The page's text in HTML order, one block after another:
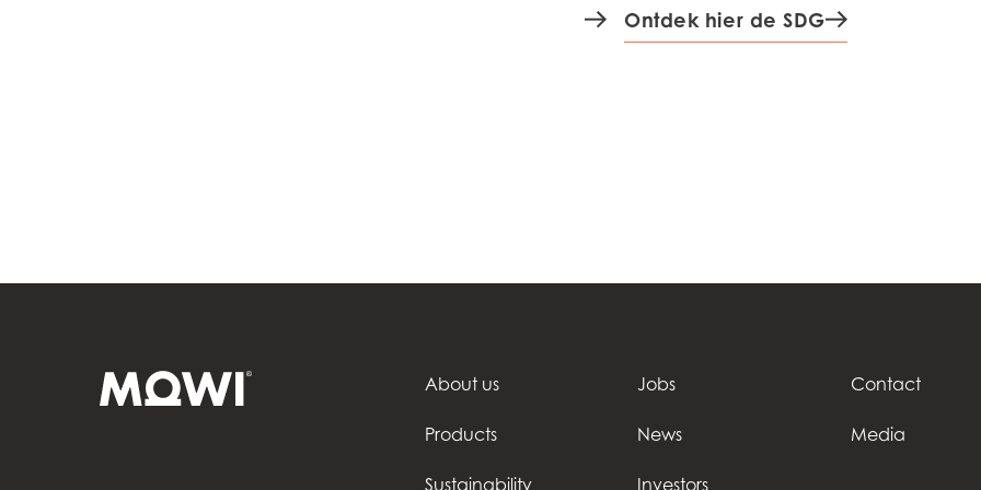
Ontdek hier de SDG
About us
Products
Sustainability
Jobs
News
Investors
Contact
Media